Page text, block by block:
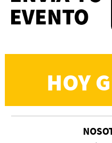
Eva Valero
universo donde
importante eran
Martín Carrasco
HOY